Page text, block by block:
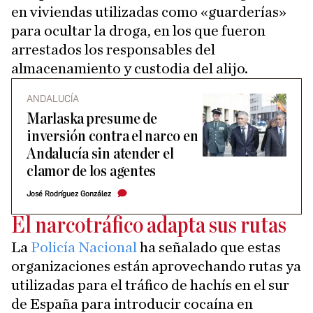
en viviendas utilizadas como «guarderías»
para ocultar la droga, en los que fueron
arrestados los responsables del
almacenamiento y custodia del alijo.
ANDALUCÍA
Marlaska presume de
inversión contra el narco en
Andalucía sin atender el
clamor de los agentes
José Rodríguez González
El narcotráfico adapta sus rutas
La Policía Nacional ha señalado que estas
organizaciones están aprovechando rutas ya
utilizadas para el tráfico de hachís en el sur
de España para introducir cocaína en